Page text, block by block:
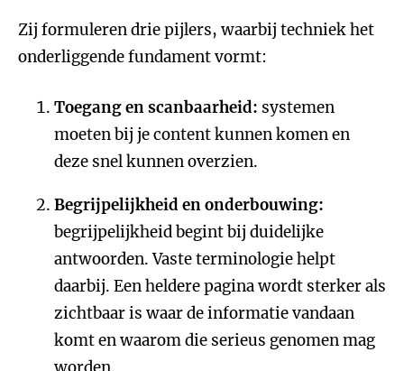
Zij formuleren drie pijlers, waarbij techniek het
onderliggende fundament vormt:
Toegang en scanbaarheid: systemen
moeten bij je content kunnen komen en
deze snel kunnen overzien.
Begrijpelijkheid en onderbouwing:
begrijpelijkheid begint bij duidelijke
antwoorden. Vaste terminologie helpt
daarbij. Een heldere pagina wordt sterker als
zichtbaar is waar de informatie vandaan
komt en waarom die serieus genomen mag